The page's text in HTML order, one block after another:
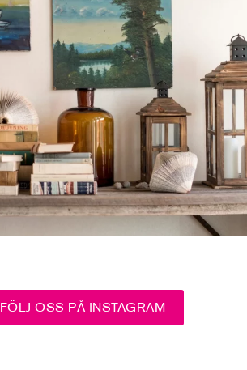
FÖLJ OSS PÅ INSTAGRAM